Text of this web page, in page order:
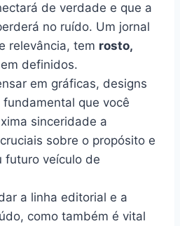
de verdade e que a
no ruído. Um jornal
relevância, tem rosto,
definidos.
em gráficas, designs
que você
sinceridade a
sobre o propósito e
futuro veículo de
a linha editorial e a
como também é vital